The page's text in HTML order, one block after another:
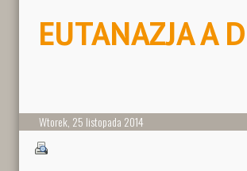
EUTANAZJA A
Wtorek, 25 listopada 2014